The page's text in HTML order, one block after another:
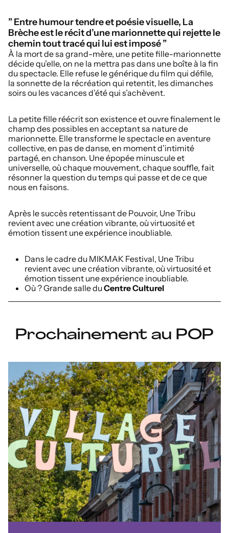
” Entre humour tendre et poésie visuelle, La
Brèche est le récit d’une marionnette qui rejette le
chemin tout tracé qui lui est imposé ”
À la mort de sa grand-mère, une petite fille-marionnette
décide qu’elle, on ne la mettra pas dans une boîte à la fin
du spectacle. Elle refuse le générique du film qui défile,
la sonnette de la récréation qui retentit, les dimanches
soirs ou les vacances d’été qui s’achèvent.
La petite fille réécrit son existence et ouvre finalement le
champ des possibles en acceptant sa nature de
marionnette. Elle transforme le spectacle en aventure
collective, en pas de danse, en moment d’intimité
partagé, en chanson. Une épopée minuscule et
universelle, où chaque mouvement, chaque souffle, fait
résonner la question du temps qui passe et de ce que
nous en faisons.
Après le succès retentissant de Pouvoir, Une Tribu
revient avec une création vibrante, où virtuosité et
émotion tissent une expérience inoubliable.
Dans le cadre du MIKMAK Festival, Une Tribu
revient avec une création vibrante, où virtuosité et
émotion tissent une expérience inoubliable.
Où ? Grande salle duCentre Culturel
Prochainement au POP